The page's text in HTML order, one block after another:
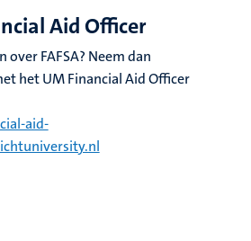
Aid Officer
over FAFSA? Neem dan
het UM Financial Aid Officer
aid-